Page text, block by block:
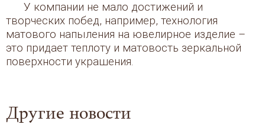
У компании не мало достижений и
творческих побед, например, технология
матового напыления на ювелирное изделие –
это придает теплоту и матовость зеркальной
поверхности украшения.
Другие новости